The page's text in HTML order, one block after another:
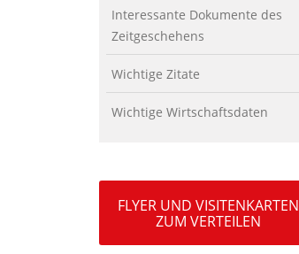
Interessante Dokumente des
Zeitgeschehens
Wichtige Zitate
Wichtige Wirtschaftsdaten
FLYER UND VISITENKARTEN
ZUM VERTEILEN